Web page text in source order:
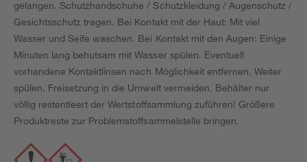
gelangen. Schutzhandschuhe / Schutzkleidung / Augenschutz /
Gesichtsschutz tragen. Bei Kontakt mit der Haut: Mit viel
Wasser und Seife waschen. Bei Kontakt mit den Augen: Einige
Minuten lang behutsam mit Wasser spülen. Eventuell
vorhandene Kontaktlinsen nach Möglichkeit entfernen. Weiter
spülen. Freisetzung in die Umwelt vermeiden. Behälter nur
völlig restentleert der Wertstoffsammlung zuführen! Größere
Produktreste zur Problemstoffsammelstelle bringen.